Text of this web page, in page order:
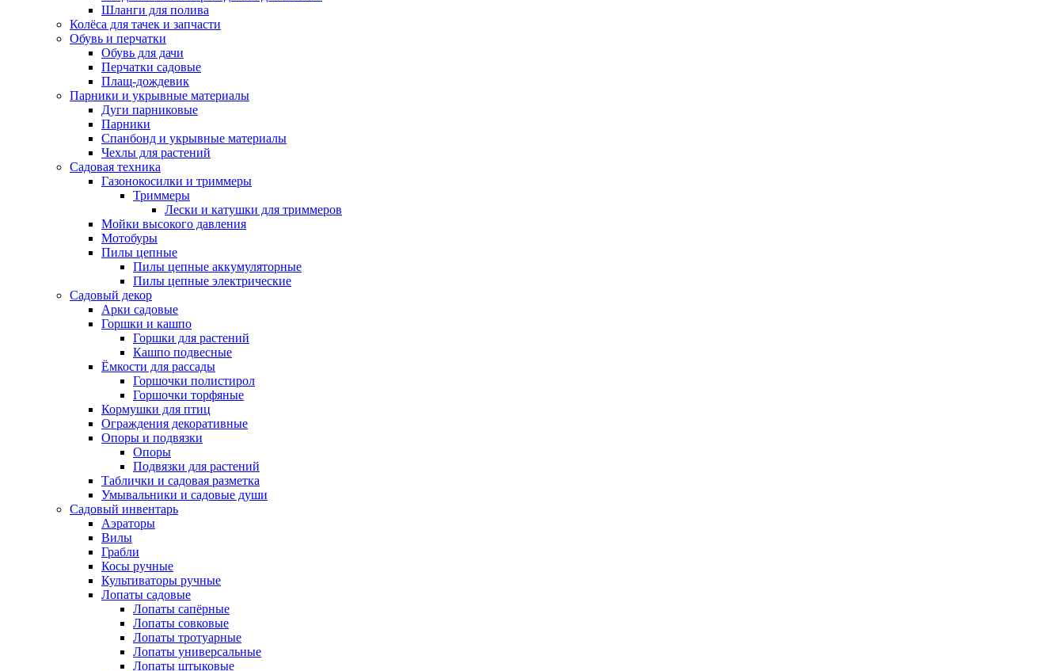
Шланги для полива
Колёса для тачек и запчасти
Обувь и перчатки
Обувь для дачи
Перчатки садовые
Плащ-дождевик
Парники и укрывные материалы
Дуги парниковые
Парники
Спанбонд и укрывные материалы
Чехлы для растений
Садовая техника
Газонокосилки и триммеры
Триммеры
Лески и катушки для триммеров
Мойки высокого давления
Мотобуры
Пилы цепные
Пилы цепные аккумуляторные
Пилы цепные электрические
Садовый декор
Арки садовые
Горшки и кашпо
Горшки для растений
Кашпо подвесные
Ёмкости для рассады
Горшочки полистирол
Горшочки торфяные
Кормушки для птиц
Ограждения декоративные
Опоры и подвязки
Опоры
Подвязки для растений
Таблички и садовая разметка
Умывальники и садовые души
Садовый инвентарь
Аэраторы
Вилы
Грабли
Косы ручные
Культиваторы ручные
Лопаты садовые
Лопаты сапёрные
Лопаты совковые
Лопаты тротуарные
Лопаты универсальные
Лопаты штыковые